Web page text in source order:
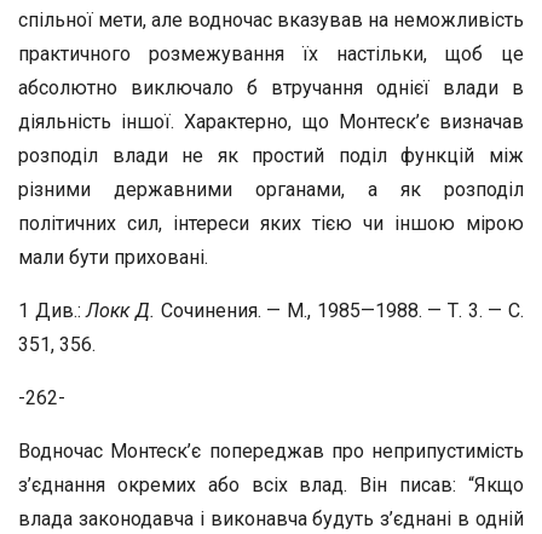
спільної мети, але водночас вказував на неможливість
практичного розмежування їх настільки, щоб це
абсолютно виключало б втручання однієї влади в
діяльність іншої. Характерно, що Монтеск’є визначав
розподіл влади не як простий поділ функцій між
різними державними органами, а як розподіл
політичних сил, інтереси яких тією чи іншою мірою
мали бути приховані.
1 Див.:Локк Д. Сочинения. — М., 1985—1988. — Т. 3. — С.
351, 356.
-262-
Водночас Монтеск’є попереджав про неприпустимість
з’єднання окремих або всіх влад. Він писав: “Якщо
влада законодавча і виконавча будуть з’єднані в одній